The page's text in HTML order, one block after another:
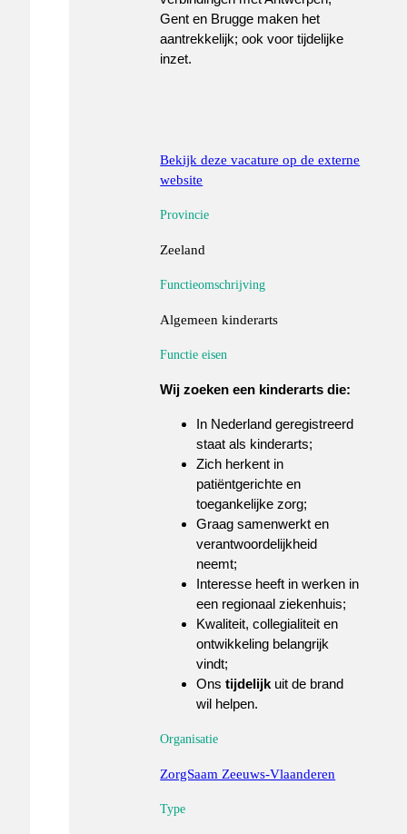
Gent en Brugge maken het
aantrekkelijk; ook voor tijdelijke
inzet.
Bekijk deze vacature op de externe
website
Provincie
Zeeland
Functieomschrijving
Algemeen kinderarts
Functie eisen
Wij zoeken een kinderarts die:
In Nederland geregistreerd
staat als kinderarts;
Zich herkent in
patiëntgerichte en
toegankelijke zorg;
Graag samenwerkt en
verantwoordelijkheid
neemt;
Interesse heeft in werken in
een regionaal ziekenhuis;
Kwaliteit, collegialiteit en
ontwikkeling belangrijk
vindt;
Onstijdelijk uit de brand
wil helpen.
Organisatie
ZorgSaam Zeeuws-Vlaanderen
Type